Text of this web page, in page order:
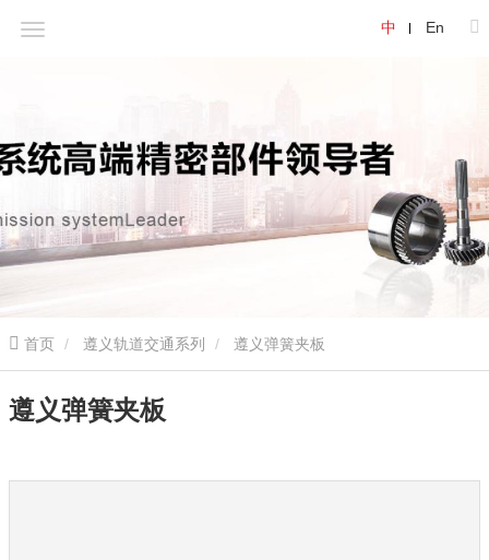
中 En
首页 遵义轨道交通系列 遵义弹簧夹板
遵义弹簧夹板